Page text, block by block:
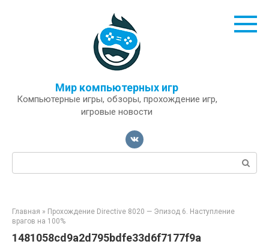
Мир компьютерных игр
Компьютерные игры, обзоры, прохождение игр,
игровые новости
Поиск:
Главная » Прохождение Directive 8020 — Эпизод 6. Наступление
врагов на 100%
1481058cd9a2d795bdfe33d6f7177f9a